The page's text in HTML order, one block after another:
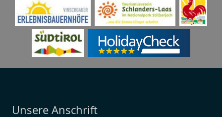
Unsere Anschrift